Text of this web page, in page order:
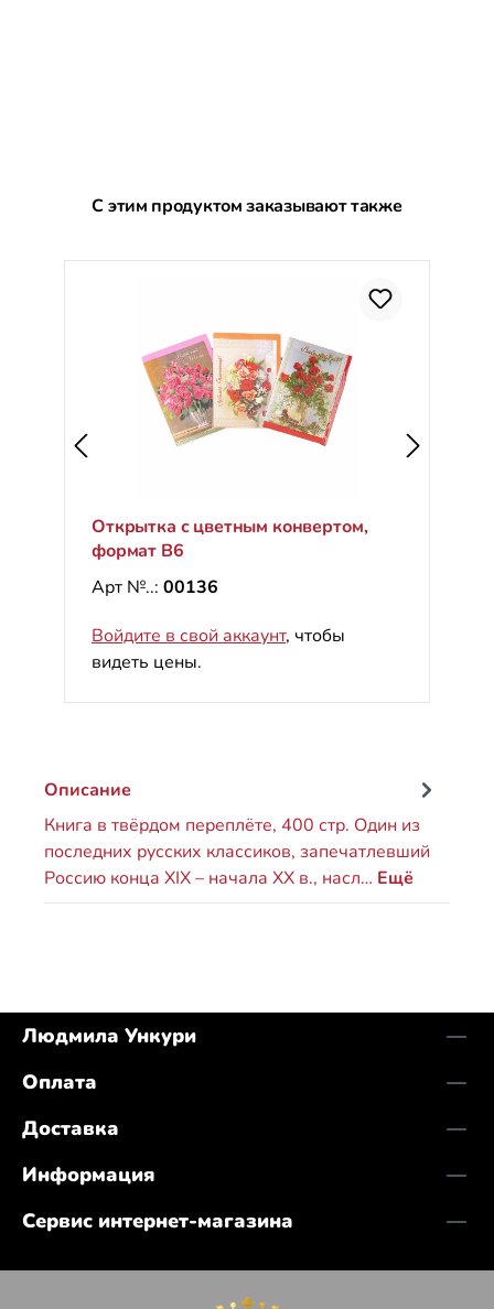
Пропустить галерею продуктов
С этим продуктом заказывают также
Открытка с цветным конвертом,
формат B6
Арт №..: 00136
Войдите в свой аккаунт, чтобы
видеть цены.
Описание
Книга в твёрдом переплёте, 400 стр. Один из
последних русских классиков, запечатлевший
Россию конца XIX – начала XX в., насл… Ещё
Людмила Ункури
Оплата
Доставка
Информация
Сервис интернет-магазина